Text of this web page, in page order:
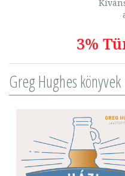
3%
Greg Hughes könyvek